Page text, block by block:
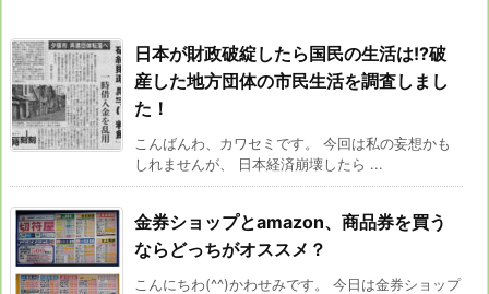
日本が財政破綻したら国民の生活は!?破
産した地方団体の市民生活を調査しまし
た！
こんばんわ、カワセミです。 今回は私の妄想かも
しれませんが、 日本経済崩壊したら ...
金券ショップとamazon、商品券を買う
ならどっちがオススメ？
こんにちわ(^^)かわせみです。 今日は金券ショップ